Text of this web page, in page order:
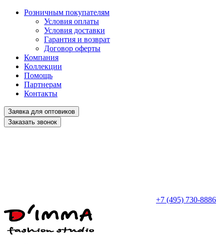
Розничным покупателям
Условия оплаты
Условия доставки
Гарантия и возврат
Договор оферты
Компания
Коллекции
Помощь
Партнерам
Контакты
Заявка для оптовиков
Заказать звонок
+7 (495) 730-8886